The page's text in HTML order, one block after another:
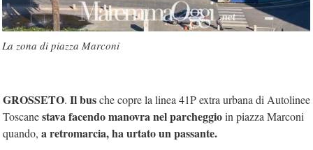
La zona di piazza Marconi
GROSSETO. Il busche copre la linea 41P extra urbana di Autolinee
Toscanestava facendo manovra nel parcheggioin piazza Marconi
quando, a retromarcia, ha urtato un passante.